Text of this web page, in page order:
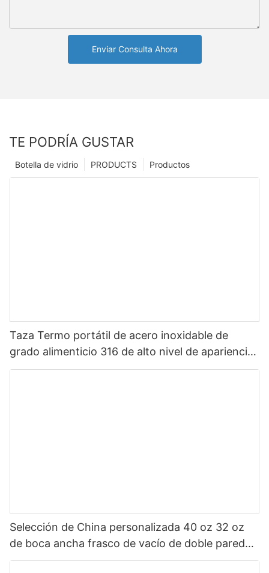
Enviar Consulta Ahora
TE PODRÍA GUSTAR
Productos
PRODUCTS
Botella de vidrio
Taza Termo portátil de acero inoxidable de
grado alimenticio 316 de alto nivel de apariencia
Sanrio de dibujos animados portátil para niños
Selección de China personalizada 40 oz 32 oz
de boca ancha frasco de vacío de doble pared
botella de agua deportiva aislada de acero